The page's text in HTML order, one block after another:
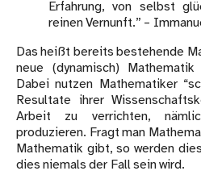
Erfahrung, von selbst
reinen Vernunft.” –
Das heißt bereits bestehende
neue (dynamisch)
Dabei nutzen Mathematiker
Resultate ihrer
Arbeit zu verrichten,
produzieren. Fragt man
Mathematik gibt, so werden
dies niemals der Fall sein wird.